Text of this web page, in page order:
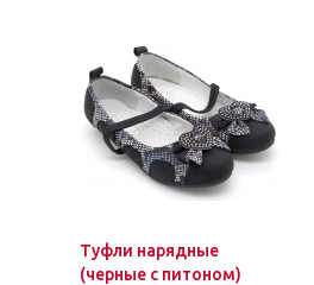
Туфли нарядные
(черные с питоном)